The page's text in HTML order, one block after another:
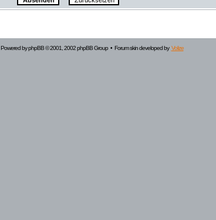
Powered byphpBB© 2001, 2002 phpBB Group • Forum skin developed by Volize